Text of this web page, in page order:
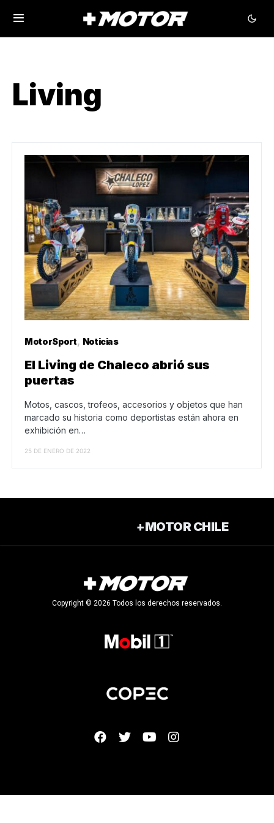
Living
MotorSport Noticias
El Living de Chaleco abrió sus
puertas
Motos, cascos, trofeos, accesorios y objetos que han
marcado su historia como deportistas están ahora en
exhibición en…
25 DE ENERO DE 2022
+MOTOR CHILE
Copyright © 2026 Todos los derechos reservados.